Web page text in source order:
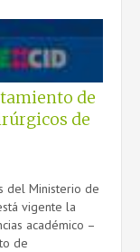
de
de
del Ministerio de
vigente la
académico –
de